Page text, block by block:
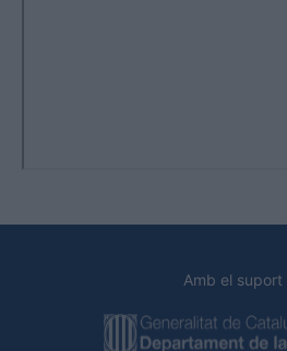
Amb el suport